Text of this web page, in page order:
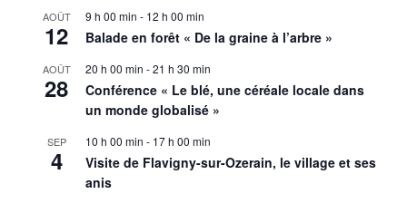
AOÛT
12
9 h 00 min - 12 h 00 min
Balade en forêt « De la graine à l’arbre »
AOÛT
28
20 h 00 min -21 h 30 min
Conférence « Le blé, une céréale locale dans
un monde globalisé »
SEP
4
10 h 00 min - 17 h 00 min
Visite de Flavigny-sur-Ozerain, le village et ses
anis